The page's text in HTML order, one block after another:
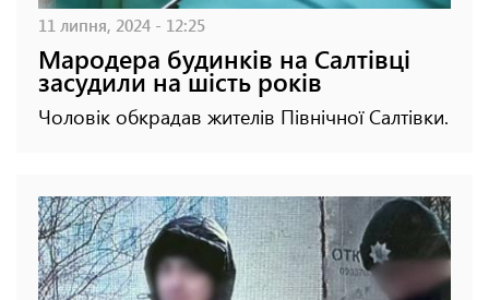
11 липня, 2024 - 12:25
Мародера будинків на Салтівці
засудили на шість років
Чоловік обкрадав жителів Північної Салтівки.